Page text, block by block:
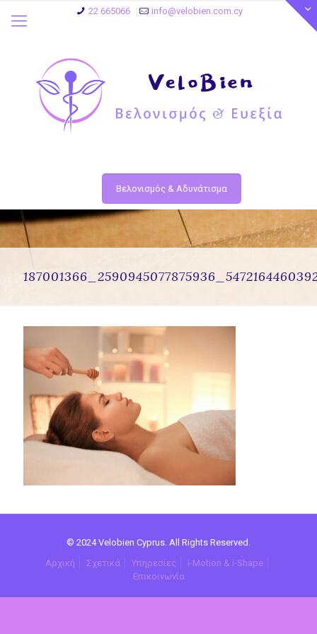
22 665066 info@velobien.com.cy
Βελονισμός & Αδυνάτισμα
© 2024 Velobien Cyprus. All Rights Reserved.
Αρχική
Σχετικά Υπηρεσίες
i-Motion & i-Shape
Επικοινωνία